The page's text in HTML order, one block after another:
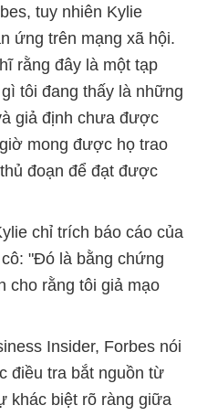
tuy nhiên Kylie
ứng trên mạng xã hội.
rằng đây là một tạp
tôi đang thấy là những
giả định chưa được
mong được họ trao
đoạn để đạt được
chỉ trích báo cáo của
"Đó là bằng chứng
cho rằng tôi giả mạo
Insider, Forbes nói
điều tra bắt nguồn từ
khác biệt rõ ràng giữa